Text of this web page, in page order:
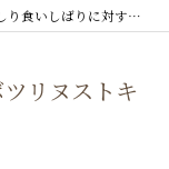
りに対するボツリヌストキシン製剤の有効性について
リヌストキ